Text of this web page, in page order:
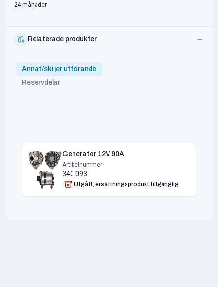
24 månader
Relaterade produkter
Annat/skiljer utförande
Reservdelar
Generator 12V 90A
Artikelnummer
340 093
Utgått, ersättningsprodukt tillgänglig